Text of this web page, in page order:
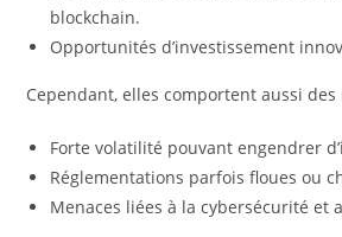
blockchain.
Opportunités d’investissement
Cependant, elles comportent aussi des
Forte volatilité pouvant engendrer
Réglementations parfois floues ou
Menaces liées à la cybersécurité et